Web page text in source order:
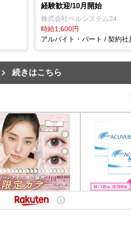
経験歓迎/10月開始
株式会社ベルシステム24
時給1,600円
アルバイト・パート / 契約社
続きはこちら